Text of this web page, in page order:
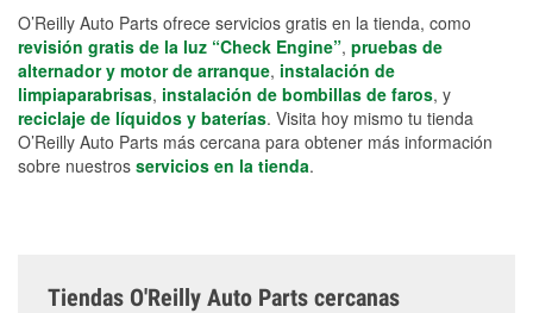
O’Reilly Auto Parts ofrece servicios gratis en la tienda, como
revisión gratis de la luz “Check Engine”, pruebas de
alternador y motor de arranque, instalación de
limpiaparabrisas, instalación de bombillas de faros, y
reciclaje de líquidos y baterías. Visita hoy mismo tu tienda
O’Reilly Auto Parts más cercana para obtener más información
sobre nuestros servicios en la tienda.
Tiendas O'Reilly Auto Parts cercanas